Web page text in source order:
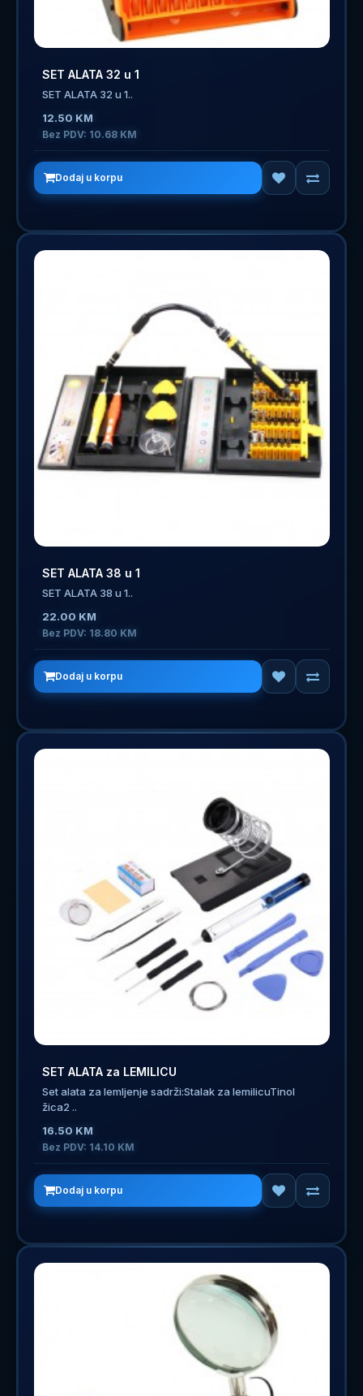
SET ALATA 32 u 1
SET ALATA 32 u 1..
12.50 KM
Bez PDV: 10.68 KM
Dodaj u korpu
SET ALATA 38 u 1
SET ALATA 38 u 1..
22.00 KM
Bez PDV: 18.80 KM
Dodaj u korpu
SET ALATA za LEMILICU
Set alata za lemljenje sadrži:Stalak za lemilicuTinol
žica2 ..
16.50 KM
Bez PDV: 14.10 KM
Dodaj u korpu